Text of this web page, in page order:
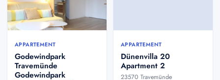
APPARTEMENT
Godewindpark
Travemünde
Godewindpark
APPARTEMENT
Dünenvilla 20
Apartment 2
23570 Travemünde